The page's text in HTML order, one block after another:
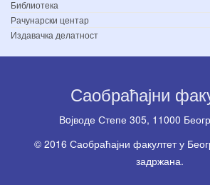
Библиотека
Рачунарски центар
Издавачка делатност
Саобраћајни
Вoјводе Степе 305, 11000
© 2016 Саобраћајни факултет у
задржана.